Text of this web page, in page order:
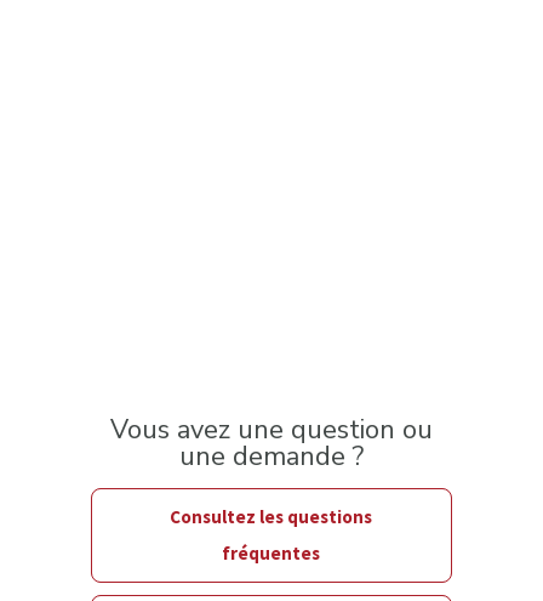
Vous avez une question ou
une demande ?
Consultez les questions
fréquentes